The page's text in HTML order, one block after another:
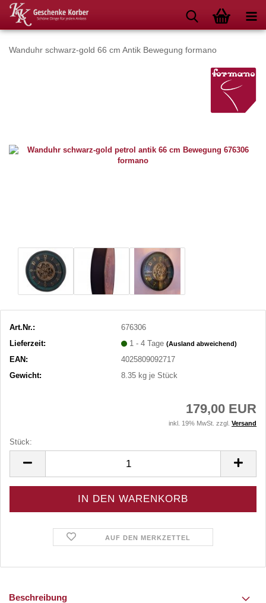
Wanduhr schwarz-gold 66 cm Antik Bewegung formano
Art.Nr.:
676306
Lieferzeit:
1 - 4 Tage(Ausland abweichend)
EAN:
4025809092717
Gewicht:
8.35 kg je Stück
179,00 EUR
inkl. 19% MwSt. zzgl. Versand
Stück:
AUF DEN MERKZETTEL
Beschreibung